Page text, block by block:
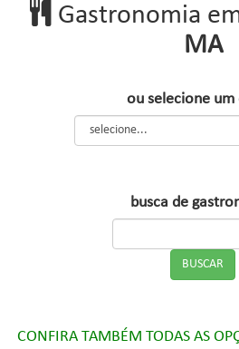
Gastronomia
MA
ou selecione
busca de
CONFIRA TAMBÉM TODAS AS